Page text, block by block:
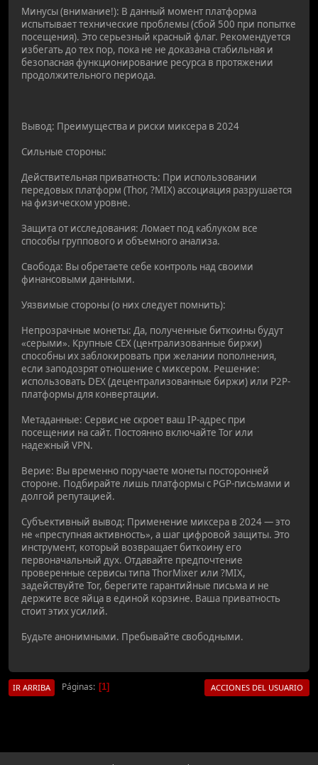
Минусы (внимание!): В данный момент платформа
испытывает технические проблемы (сбой 500 при попытке
посещения). Это серьезный красный флаг. Рекомендуется
избегать до тех пор, пока не не доказана стабильная и
безопасная функционирование ресурса в протяжении
продолжительного периода.
Вывод: Преимущества и риски миксера в 2024
Сильные стороны:
Действительная приватность: При использовании
передовых платформ (Thor, ?MIX) ассоциация разрушается
на физическом уровне.
Защита от исследования: Ломает под каблуком все
способы группового и объемного анализа.
Свобода: Вы обретаете себе контроль над своими
финансовыми данными.
Уязвимые стороны (о них следует помнить):
Непрозрачные монеты: Да, полученные биткоины будут
«серыми». Крупные CEX (централизованные биржи)
способны их заблокировать при желании пополнения,
если заподозрят отношение с миксером. Решение:
использовать DEX (децентрализованные биржи) или P2P-
платформы для конвертации.
Метаданные: Сервис не скроет ваш IP-адрес при
посещении на сайт. Постоянно включайте Tor или
надежный VPN.
Верие: Вы временно поручаете монеты посторонней
стороне. Подбирайте лишь платформы с PGP-письмами и
долгой репутацией.
Субъективный вывод: Применение миксера в 2024 — это
не «преступная активность», а шаг цифровой защиты. Это
инструмент, который возвращает биткоину его
первоначальный дух. Отдавайте предпочтение
проверенные сервисы типа ThorMixer или ?MIX,
задействуйте Tor, берегите гарантийные письма и не
держите все яйца в единой корзине. Ваша приватность
стоит этих усилий.
Будьте анонимными. Пребывайте свободными.
IR ARRIBA Páginas 1 ACCIONES DEL USUARIO